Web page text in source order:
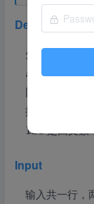
Description
先计算出两个
s m
回文数：设
排列所得自然数
121
Input
输入共一行，